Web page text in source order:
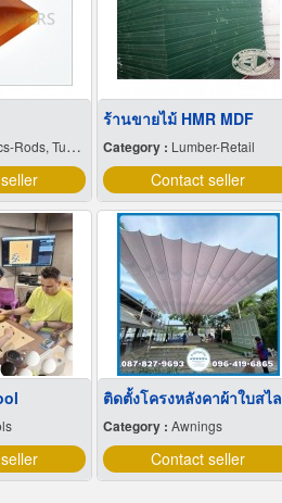
Sheets, Etc, Supply Centers
ร้านขายไม้ HMR MDF
Category : Lumber-Retail
Contact seller
ติดตั้งโครงหลังคาผ้าใบสไ
Category :Awnings
Contact seller